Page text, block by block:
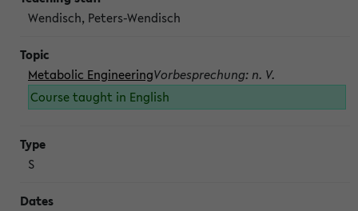
Wendisch, Peters-Wendisch
Metabolic EngineeringVorbesprechung: n. V.
Course taught in English
S